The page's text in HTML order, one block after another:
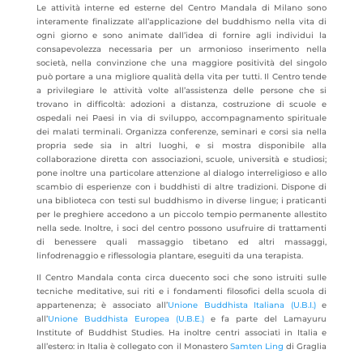
Le attività interne ed esterne del Centro Mandala di Milano sono
interamente finalizzate all’applicazione del buddhismo nella vita di
ogni giorno e sono animate dall’idea di fornire agli individui la
consapevolezza necessaria per un armonioso inserimento nella
società, nella convinzione che una maggiore positività del singolo
può portare a una migliore qualità della vita per tutti. Il Centro tende
a privilegiare le attività volte all’assistenza delle persone che si
trovano in difficoltà: adozioni a distanza, costruzione di scuole e
ospedali nei Paesi in via di sviluppo, accompagnamento spirituale
dei malati terminali. Organizza conferenze, seminari e corsi sia nella
propria sede sia in altri luoghi, e si mostra disponibile alla
collaborazione diretta con associazioni, scuole, università e studiosi;
pone inoltre una particolare attenzione al dialogo interreligioso e allo
scambio di esperienze con i buddhisti di altre tradizioni. Dispone di
una biblioteca con testi sul buddhismo in diverse lingue; i praticanti
per le preghiere accedono a un piccolo tempio permanente allestito
nella sede. Inoltre, i soci del centro possono usufruire di trattamenti
di benessere quali massaggio tibetano ed altri massaggi,
linfodrenaggio e riflessologia plantare, eseguiti da una terapista.
Il Centro Mandala conta circa duecento soci che sono istruiti sulle
tecniche meditative, sui riti e i fondamenti filosofici della scuola di
appartenenza; è associato all’Unione Buddhista Italiana (U.B.I.)e
all’Unione Buddhista Europea (U.B.E.)e fa parte del Lamayuru
Institute of Buddhist Studies. Ha inoltre centri associati in Italia e
all’estero: in Italia è collegato con il Monastero Samten Ling di Graglia